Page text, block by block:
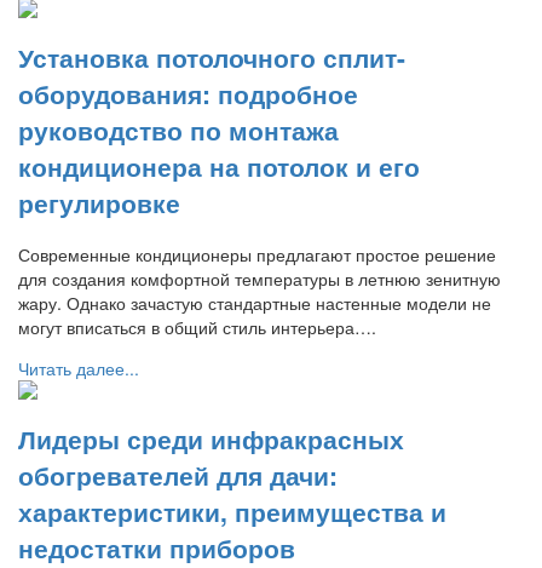
Установка потолочного сплит-
оборудования: подробное
руководство по монтажа
кондиционера на потолок и его
регулировке
Современные кондиционеры предлагают простое решение
для создания комфортной температуры в летнюю зенитную
жару. Однако зачастую стандартные настенные модели не
могут вписаться в общий стиль интерьера….
Читать далее...
Лидеры среди инфракрасных
обогревателей для дачи:
характеристики, преимущества и
недостатки приборов